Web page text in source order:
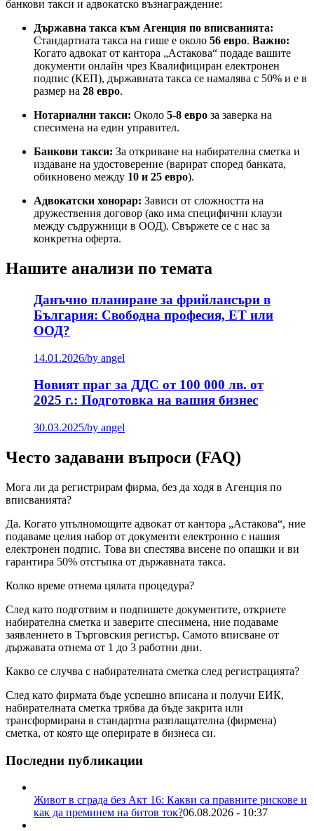
банкови такси и адвокатско възнаграждение:
Държавна такса към Агенция по вписванията:
Стандартната такса на гише е около 56 евро. Важно:
Когато адвокат от кантора „Астакова“ подаде вашите
документи онлайн чрез Квалифициран електронен
подпис (КЕП), държавната такса се намалява с 50% и е в
размер на 28 евро.
Нотариални такси: Около 5-8 евро за заверка на
спесимена на един управител.
Банкови такси: За откриване на набирателна сметка и
издаване на удостоверение (варират според банката,
обикновено между 10 и 25 евро).
Адвокатски хонорар: Зависи от сложността на
дружествения договор (ако има специфични клаузи
между съдружници в ООД). Свържете се с нас за
конкретна оферта.
Нашите анализи по темата
Данъчно планиране за фрийлансъри в
България: Свободна професия, ЕТ или
ООД?
14.01.2026/by angel
Новият праг за ДДС от 100 000 лв. от
2025 г.: Подготовка на вашия бизнес
30.03.2025/by angel
Често задавани въпроси (FAQ)
Мога ли да регистрирам фирма, без да ходя в Агенция по
вписванията?
Да. Когато упълномощите адвокат от кантора „Астакова“, ние
подаваме целия набор от документи електронно с нашия
електронен подпис. Това ви спестява висене по опашки и ви
гарантира 50% отстъпка от държавната такса.
Колко време отнема цялата процедура?
След като подготвим и подпишете документите, откриете
набирателна сметка и заверите спесимена, ние подаваме
заявлението в Търговския регистър. Самото вписване от
държавата отнема от 1 до 3 работни дни.
Какво се случва с набирателната сметка след регистрацията?
След като фирмата бъде успешно вписана и получи ЕИК,
набирателната сметка трябва да бъде закрита или
трансформирана в стандартна разплащателна (фирмена)
сметка, от която ще оперирате в бизнеса си.
Последни публикации
Живот в сграда без Акт 16: Какви са правните рискове и
как да преминем на битов ток?06.08.2026 - 10:37